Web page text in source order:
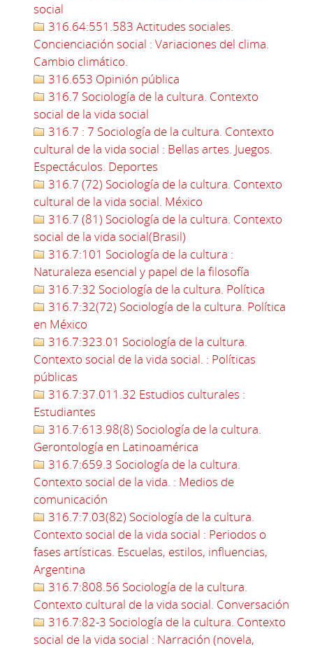
social
316.64:551.583 Actitudes sociales.
Concienciación social : Variaciones del clima.
Cambio climático.
316.653 Opinión pública
316.7 Sociología de la cultura. Contexto
social de la vida social
316.7 : 7 Sociología de la cultura. Contexto
cultural de la vida social : Bellas artes. Juegos.
Espectáculos. Deportes
316.7 (72) Sociología de la cultura. Contexto
cultural de la vida social. México
316.7 (81) Sociología de la cultura. Contexto
social de la vida social(Brasil)
316.7:101 Sociología de la cultura :
Naturaleza esencial y papel de la filosofía
316.7:32 Sociología de la cultura. Política
316.7:32(72) Sociología de la cultura. Política
en México
316.7:323.01 Sociología de la cultura.
Contexto social de la vida social. : Políticas
públicas
316.7:37.011.32 Estudios culturales :
Estudiantes
316.7:613.98(8) Sociología de la cultura.
Gerontología en Latinoamérica
316.7:659.3 Sociología de la cultura.
Contexto social de la vida. : Medios de
comunicación
316.7:7.03(82) Sociología de la cultura.
Contexto social de la vida social : Periodos o
fases artísticas. Escuelas, estilos, influencias,
Argentina
316.7:808.56 Sociología de la cultura.
Contexto cultural de la vida social. Conversación
316.7:82-3 Sociología de la cultura. Contexto
social de la vida social : Narración (novela,